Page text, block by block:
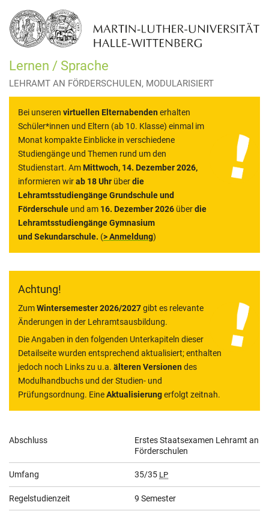
Lernen / Sprache
LEHRAMT AN FÖRDERSCHULEN, MODULARISIERT
Bei unseren virtuellen Elternabendenerhalten
Schüler*innen und Eltern (ab 10. Klasse) einmal im
Monat kompakte Einblicke in verschiedene
Studiengänge und Themen rund um den
Studienstart. AmMittwoch, 14. Dezember 2026,
informieren wirab 18 Uhr überdie
Lehramtsstudiengänge Grundschule und
Förderschule und am 16. Dezember 2026 überdie
Lehramtsstudiengänge Gymnasium
und Sekundarschule. (> Anmeldung)
Achtung!
ZumWintersemester 2026/2027gibt es relevante
Änderungen in der Lehramtsausbildung.
Die Angaben in den folgenden Unterkapiteln dieser
Detailseite wurden entsprechend aktualisiert; enthalten
jedoch noch Links zu u.a. älteren Versionendes
Modulhandbuchs und der Studien- und
Prüfungsordnung. EineAktualisierungerfolgt zeitnah.
Allgemeine
Abschluss
Erstes Staatsexamen Lehramt an
Förderschulen
Umfang 35/35 LP
Regelstudienzeit 9 Semester